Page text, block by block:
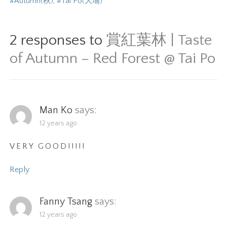
2 responses to 賞紅葉林 | Taste
of Autumn – Red Forest @ Tai Po
Man Ko says:
12 years ago
VERY GOOD!!!!!
Reply
Fanny Tsang says:
12 years ago